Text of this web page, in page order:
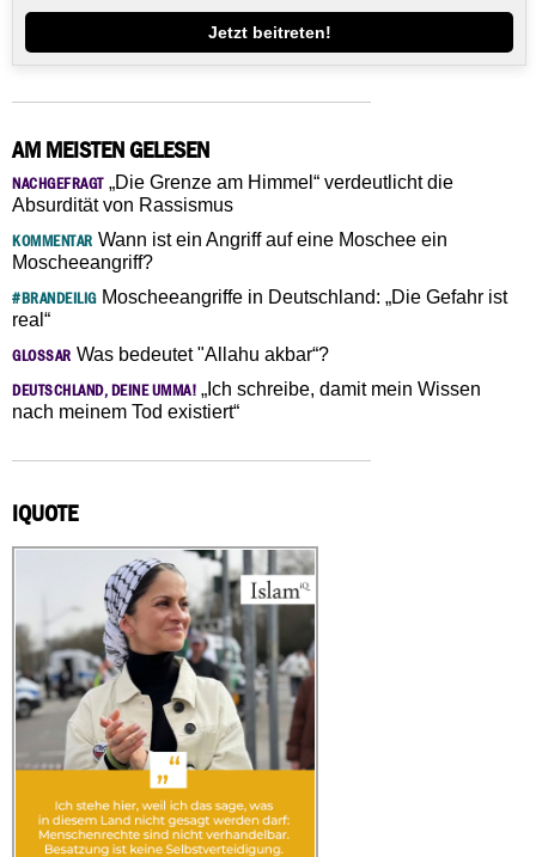
Jetzt beitreten!
AM MEISTEN GELESEN
NACHGEFRAGT„Die Grenze am Himmel“ verdeutlicht die
Absurdität von Rassismus
KOMMENTAR Wann ist ein Angriff auf eine Moschee ein
Moscheeangriff?
#BRANDEILIGMoscheeangriffe in Deutschland: „Die Gefahr ist
real“
GLOSSAR Was bedeutet "Allahu akbar“?
DEUTSCHLAND, DEINE UMMA! „Ich schreibe, damit mein Wissen
nach meinem Tod existiert“
IQUOTE